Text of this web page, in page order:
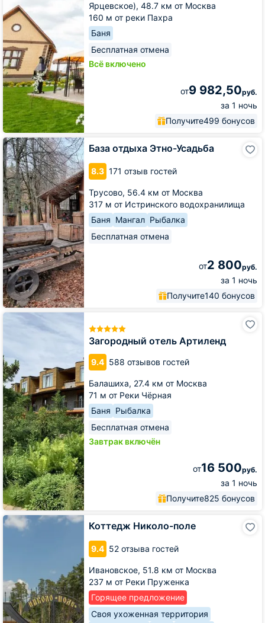
Ярцевское), 48.7 км от Москва
160 м от реки Пахра
Баня
Бесплатная отмена
Всё включено
от9 982,50руб.
за 1 ночь
Получите499 бонусов
База отдыха Этно-Усадьба
8.3 171 отзыв гостей
Трусово, 56.4 км от Москва
317 м от Истринского водохранилища
Баня Мангал Рыбалка
Бесплатная отмена
от2 800руб.
за 1 ночь
Получите140 бонусов
База
отдыха
Этно-
Усадьба
Загородный отель Артиленд
9.4 588 отзывов гостей
Балашиха, 27.4 км от Москва
71 м от Реки Чёрная
Баня Рыбалка
Бесплатная отмена
Завтрак включён
от16 500руб.
за 1 ночь
Получите825 бонусов
Загородный
Коттедж Николо-поле
9.4 52 отзыва гостей
Ивановское, 51.8 км от Москва
237 м от Реки Пруженка
Горящее предложение
Своя ухоженная территория
Коттедж
Николо-